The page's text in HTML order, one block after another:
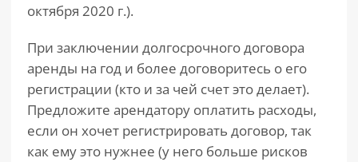
октября 2020 г.).
При заключении долгосрочного договора
аренды на год и более договоритесь о его
регистрации (кто и за чей счет это делает).
Предложите арендатору оплатить расходы,
если он хочет регистрировать договор, так
как ему это нужнее (у него больше рисков